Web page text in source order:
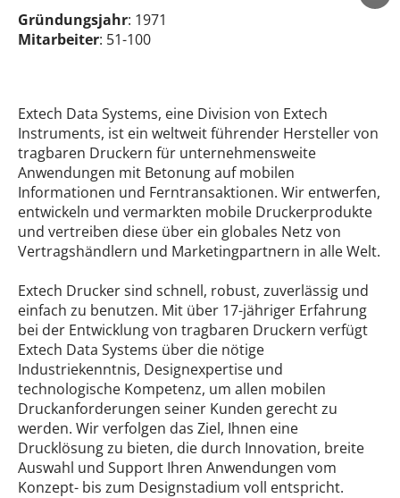
Gründungsjahr: 1971
Mitarbeiter: 51-100
Extech Data Systems, eine Division von Extech
Instruments, ist ein weltweit führender Hersteller von
tragbaren Druckern für unternehmensweite
Anwendungen mit Betonung auf mobilen
Informationen und Ferntransaktionen. Wir entwerfen,
entwickeln und vermarkten mobile Druckerprodukte
und vertreiben diese über ein globales Netz von
Vertragshändlern und Marketingpartnern in alle Welt.
Extech Drucker sind schnell, robust, zuverlässig und
einfach zu benutzen. Mit über 17-jähriger Erfahrung
bei der Entwicklung von tragbaren Druckern verfügt
Extech Data Systems über die nötige
Industriekenntnis, Designexpertise und
technologische Kompetenz, um allen mobilen
Druckanforderungen seiner Kunden gerecht zu
werden. Wir verfolgen das Ziel, Ihnen eine
Drucklösung zu bieten, die durch Innovation, breite
Auswahl und Support Ihren Anwendungen vom
Konzept- bis zum Designstadium voll entspricht.